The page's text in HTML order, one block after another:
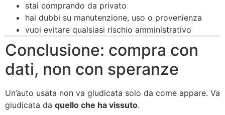
stai comprando da privato
hai dubbi su manutenzione, uso o provenienza
vuoi evitare qualsiasi rischio amministrativo
Conclusione: compra con
dati, non con speranze
Un’auto usata non va giudicata solo da come appare. Va
giudicata da quello che ha vissuto.